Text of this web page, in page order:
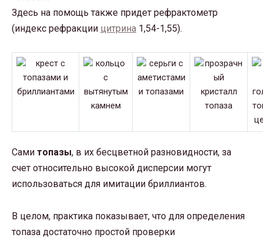
Здесь на помощь также придет рефрактометр
(индекс рефракции цитрина 1,54-1,55).
Сами топазы, в их бесцветной разновидности, за
счет относительно высокой дисперсии могут
использоваться для имитации бриллиантов.
В целом, практика показывает, что для определения
топаза достаточно простой проверки